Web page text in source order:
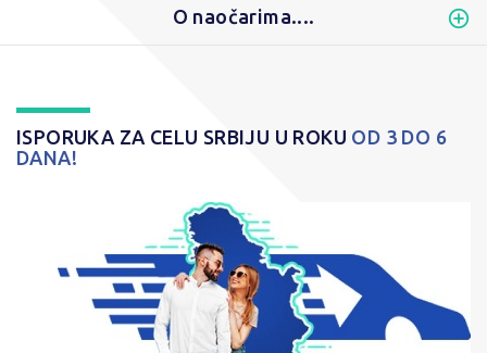
O naočarima....
ISPORUKA ZA CELU SRBIJU U ROKU OD 3 DO 6
DANA!